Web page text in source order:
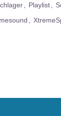
Playlist